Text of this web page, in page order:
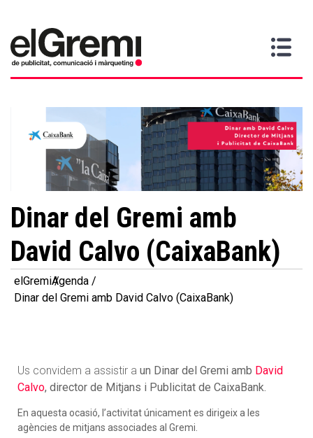
Inici
Gremi
>
Serveis
Contacta
Dinar del Gremi amb
David Calvo (CaixaBank)
elGremiAgenda
Dinar del Gremi amb David Calvo (CaixaBank)
Us convidem a assistir a un Dinar del Gremi amb David
Calvo, director de Mitjans i Publicitat de CaixaBank.
En aquesta ocasió, l’activitat únicament es dirigeix a les
agències de mitjans associades al Gremi.